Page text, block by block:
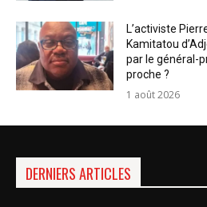
L’activiste
Kamitatou
par le général-
proche ?
1 août 2026
DERNIERS ARTICLES